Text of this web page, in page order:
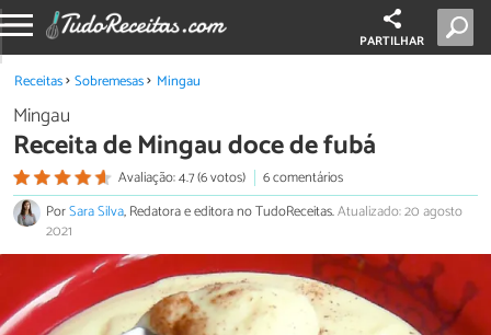
PARTILHAR
Receitas Sobremesas Mingau
Mingau
Receita de Mingau doce de fubá
Avaliação: 4.7 (6 votos)
6 comentários
PorSara Silva, Redatora e editora no TudoReceitas.Atualizado: 20 agosto
2021